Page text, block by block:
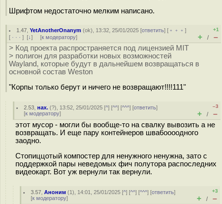
Шрифтом недостаточно мелким написано.
1.47 ,YetAnotherOnanym (ok), 13:32, 25/01/2025 [ответить] [ ﹢﹢﹢]
[ · · · ] [↓] [к модератору]
+1
+ / –
> Код проекта распространяется под лицензией MIT
> полигон для разработки новых возможностей
Wayland, которые будут в дальнейшем возвращаться в
основной состав Weston
"Корпы только берут и ничего не возвращают!!!!111"
2.53 ,нах. (?), 13:52, 25/01/2025 [^] [^^] [^^^] [ответить]
[к модератору]
–3
+ / –
этот мусор - могли бы вообще-то на свалку вывозить а не
возвращать. И еще пару контейнеров шва6оооодного
заодно.
Стопиццотый компостер для ненужного ненужна, зато с
поддержкой пары неведомых фич полутора распоследних
видеокарт. Вот уж вернули так вернули.
3.57 ,Аноним (1), 14:01, 25/01/2025 [^] [^^] [^^^] [ответить]
[к модератору]
+3
+ / –